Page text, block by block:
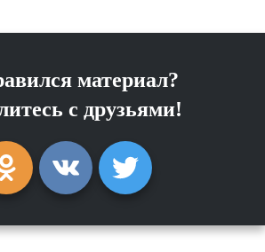
материал?
с друзьями!